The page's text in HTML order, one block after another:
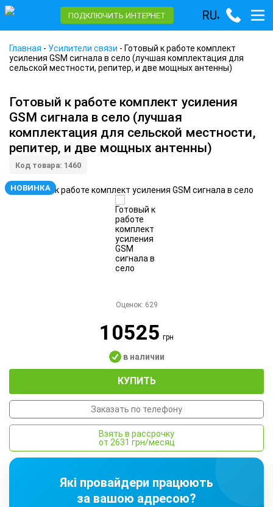
ПОДКЛЮЧИТЬ ИНТЕРНЕТ RU▾
Главная - Усилители связи - Готовый к работе комплект
усиления GSM сигнала в село (лучшая комплектация для
сельской местности, репитер, и две мощных антенны)
Готовый к работе комплект усиления
GSM сигнала в село (лучшая
комплектация для сельской местности,
репитер, и две мощных антенны)
Код товара: 1460
НОВИНКА
Оценок: 629
10525грн
в наличии
КУПИТЬ
Заказать по телефону
Взять в рассрочку
от 2631 грн/месяц
Які провайдери працюють
за вашою адресою?